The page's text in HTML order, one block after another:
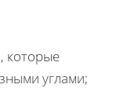
которые
углами;